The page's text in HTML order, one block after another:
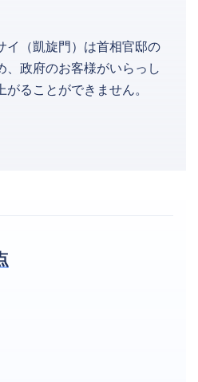
イ（凱旋門）は首相官邸の
、政府のお客様がいらっし
がることができません。